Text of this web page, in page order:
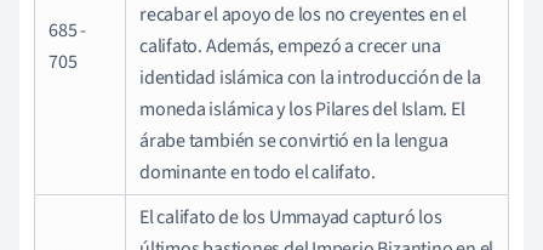
685 -
705
recabar el apoyo de los no creyentes en el
califato. Además, empezó a crecer una
identidad islámica con la introducción de la
moneda islámica y los Pilares del Islam. El
árabe también se convirtió en la lengua
dominante en todo el califato.
El califato de los Ummayad capturó los